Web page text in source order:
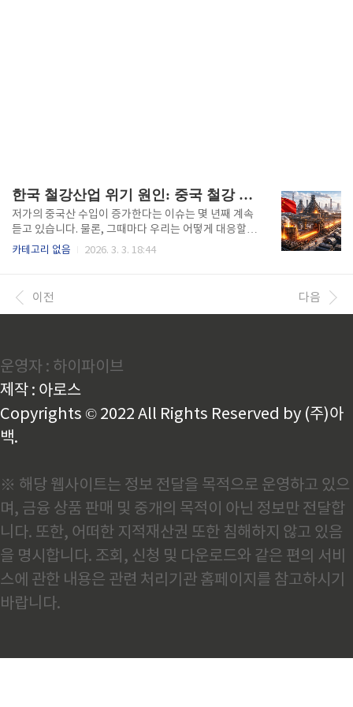
한국 철강산업 위기 원인: 중국 철강 덤핑과 글로벌 공급과잉
저가의 중국산 수입이 증가한다는 이슈는 몇 년째 계속
듣고 있습니다. 물론, 그때마다 우리는 어떻게 대응할
것인가를 토론하면서 원가를 줄이는 방안도 생각해 보
단순하게 생각했습니다. 판매량이 줄어드는 건 중국산
저가 철강 때문이고, 우리가 할 수 있는 건 별로 없다고
아들이게 됐습니다. 그런데 최근 철강 전문가의 칼럼을
접하면서 제 생각이 얼마나 안일했는지 깨달았습니다.
우리가 직면한 위기는 단순히 중국산 철강재 때문일까?
라는 의문을 제..
카테고리 없음 2026. 3. 3. 18:44
이전 다음
운영자 : 하이파이브
제작 : 아로스
Copyrights © 2022 All Rights Reserved by (주)아
백.
※ 해당 웹사이트는 정보 전달을 목적으로 운영하고 있으
며, 금융 상품 판매 및 중개의 목적이 아닌 정보만 전달합
니다. 또한, 어떠한 지적재산권 또한 침해하지 않고 있음
을 명시합니다. 조회, 신청 및 다운로드와 같은 편의 서비
스에 관한 내용은 관련 처리기관 홈페이지를 참고하시기
바랍니다.